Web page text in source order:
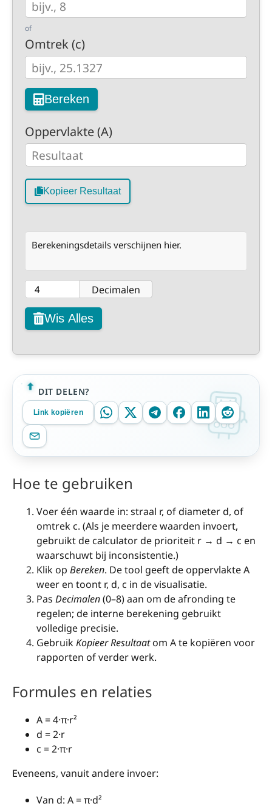
of
Omtrek (c)
Bereken
Oppervlakte (A)
Kopieer Resultaat
Berekeningsdetails verschijnen hier.
Decimalen
Wis Alles
DIT DELEN?
Link kopiëren
Hoe te gebruiken
Voer één waarde in: straal r, of diameter d, of
omtrek c. (Als je meerdere waarden invoert,
gebruikt de calculator de prioriteit r → d → c en
waarschuwt bij inconsistentie.)
Klik op Bereken. De tool geeft de oppervlakte A
weer en toont r, d, c in de visualisatie.
Pas Decimalen(0–8) aan om de afronding te
regelen; de interne berekening gebruikt
volledige precisie.
GebruikKopieer Resultaatom A te kopiëren voor
rapporten of verder werk.
Formules en relaties
A = 4·π·r²
d = 2·r
c = 2·π·r
Eveneens, vanuit andere invoer:
Van d: A = π·d²